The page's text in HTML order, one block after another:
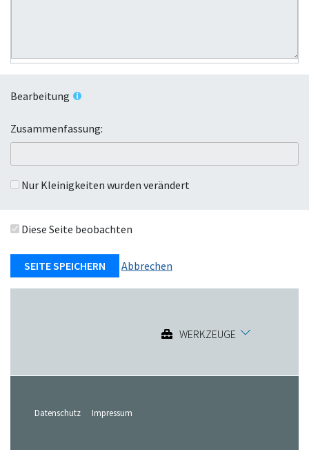
Bearbeitung
Zusammenfassung:
Nur Kleinigkeiten wurden verändert
Diese Seite beobachten
Abbrechen
WERKZEUGE
Datenschutz Impressum